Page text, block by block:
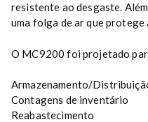
resistente ao desgaste.
uma folga de ar que
O MC9200 foi projetado
Armazenamento/
Contagens de inventário
Reabastecimento